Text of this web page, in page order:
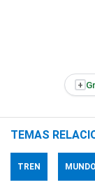
+
TEMAS
TREN MUNDO